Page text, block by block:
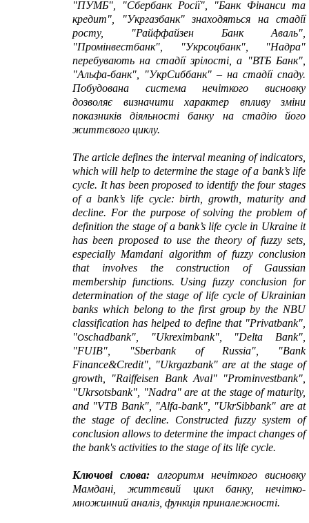
"ПУМБ", "Сбербанк Росії", "Банк Фінанси та
кредит", "Укргазбанк" знаходяться на стадії
росту, "Райффайзен Банк Аваль",
"Промінвестбанк", "Укрсоцбанк", "Надра"
перебувають на стадії зрілості, а "ВТБ Банк",
"Альфа-банк", "УкрСиббанк" – на стадії спаду.
Побудована система нечіткого висновку
дозволяє визначити характер впливу зміни
показників діяльності банку на стадію його
життєвого циклу.
The article defines the interval meaning of indicators,
which will help to determine the stage of a bank’s life
cycle. It has been proposed to identify the four stages
of a bank’s life cycle: birth, growth, maturity and
decline. For the purpose of solving the problem of
definition the stage of a bank’s life cycle in Ukraine it
has been proposed to use the theory of fuzzy sets,
especially Mamdani algorithm of fuzzy conclusion
that involves the construction of Gaussian
membership functions. Using fuzzy conclusion for
determination of the stage of life cycle of Ukrainian
banks which belong to the first group by the NBU
classification has helped to define that "Privatbank",
"Oschadbank", "Ukreximbank", "Delta Bank",
"FUIB", "Sberbank of Russia", "Bank
Finance&Credit", "Ukrgazbank" are at the stage of
growth, "Raiffeisen Bank Aval" "Prominvestbank",
"Ukrsotsbank", "Nadra" are at the stage of maturity,
and "VTB Bank", "Alfa-bank", "UkrSibbank" are at
the stage of decline. Constructed fuzzy system of
conclusion allows to determine the impact changes of
the bank's activities to the stage of its life cycle.
Ключові слова: алгоритм нечіткого висновку
Мамдані ,життєвий цикл банку, нечітко-
множинний аналіз, функція приналежності.